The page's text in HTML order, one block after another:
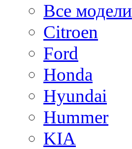
Все модели
Citroen
Ford
Honda
Hyundai
Hummer
KIA